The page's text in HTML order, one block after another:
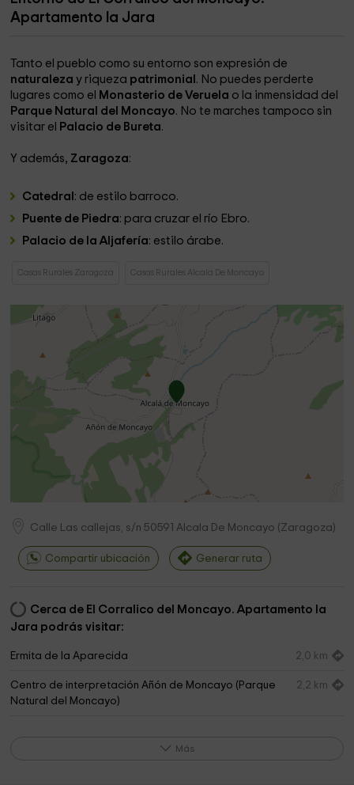
Apartamento la Jara
Tanto el pueblo como su entorno son expresión de
naturalezay riqueza patrimonial . No puedes perderte
lugares como el
Monasterio de Veruela o la inmensidad del
Parque Natural del Moncayo. No te marches tampoco sin
visitar el
Palacio de Bureta.
Y además, Zaragoza:
Catedral : de estilo barroco.
Puente de Piedra: para cruzar el río Ebro.
Palacio de la Aljafería: estilo árabe.
Casas Rurales Zaragoza Casas Rurales Alcala De Moncayo
Calle Las callejas, s/n 50591 Alcala De Moncayo (Zaragoza)
Compartir ubicación Generar ruta
Cerca de El Corralico del Moncayo. Apartamento la
Jara podrás visitar:
Ermita de la Aparecida 2,0 km
Centro de interpretación Añón de Moncayo (Parque
Natural del Moncayo)
2,2 km
Más